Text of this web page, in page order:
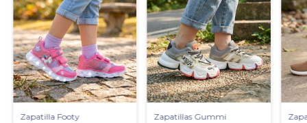
Zapatilla Footy Zapatillas Gummi